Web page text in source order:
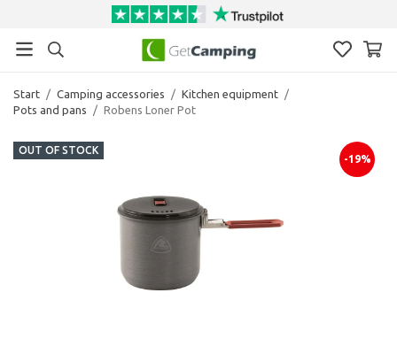
Start / Camping accessories / Kitchen equipment /
Pots and pans
/ Robens Loner Pot
OUT OF STOCK
-19%